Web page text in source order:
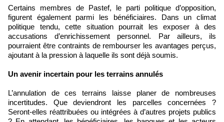
Certains membres de Pastef, le parti politique d’opposition,
figurent également parmi les bénéficiaires. Dans un climat
politique tendu, cette situation pourrait les exposer à des
accusations d’enrichissement personnel. Par ailleurs, ils
pourraient être contraints de rembourser les avantages perçus,
ajoutant à la pression à laquelle ils sont déjà soumis.
Un avenir incertain pour les terrains annulés
L’annulation de ces terrains laisse planer de nombreuses
incertitudes. Que deviendront les parcelles concernées ?
Seront-elles réattribuées ou intégrées à d’autres projets publics